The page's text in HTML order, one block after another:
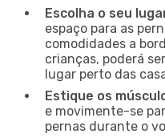
Escolha o seu
espaço para as
comodidades a
crianças, poderá
lugar perto das
Estique os
e movimente-se
pernas durante o